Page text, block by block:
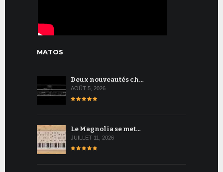
MATOS
Deux nouveautés ch…
AOÛT 5, 2026
Le Magnolia se met…
JUILLET 11, 2026